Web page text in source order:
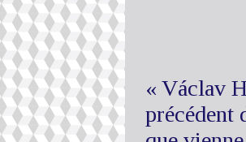
« Václav
précédent